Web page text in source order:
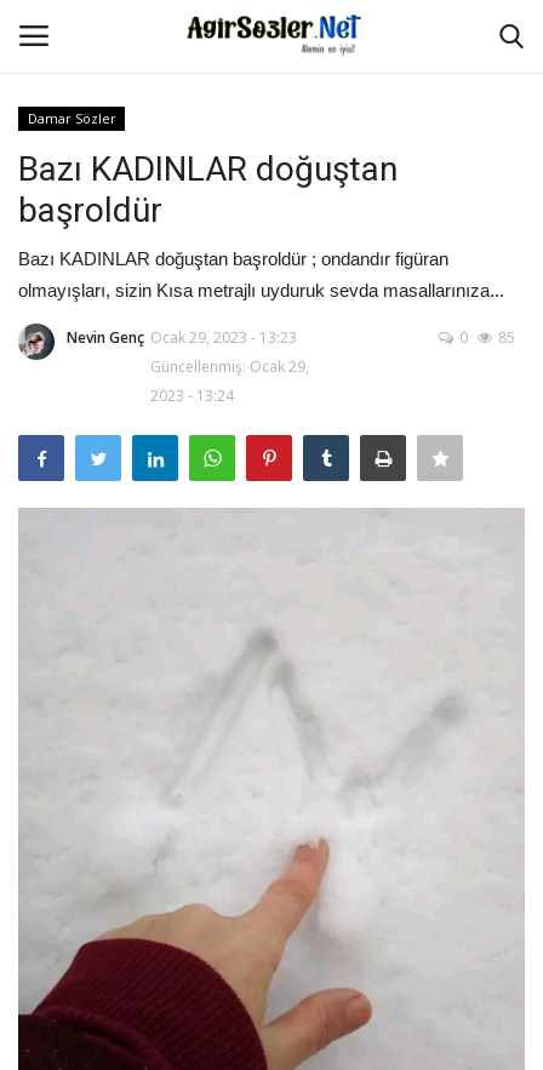
Anasayfa
İletişim
Aşk Sözleri
Şarkı Sözleri
Günaydın Mesajları
Damar Sözler
Bazı KADINLAR doğuştan
başroldür
Bazı KADINLAR doğuştan başroldür ; ondandır figüran
olmayışları, sizin Kısa metrajlı uyduruk sevda masallarınıza...
Nevin Genç Ocak 29, 2023 - 13:23
Güncellenmiş: Ocak 29,
2023 - 13:24
0 85